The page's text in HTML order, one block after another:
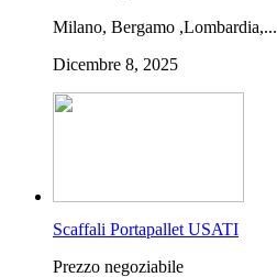
Milano, Bergamo ,Lombardia,...
Dicembre 8, 2025
Scaffali Portapallet USATI
Prezzo negoziabile